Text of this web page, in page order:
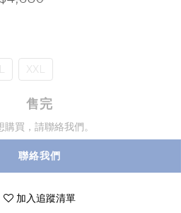
XXL
售完
購買，請聯絡我們。
聯絡我們
加入追蹤清單